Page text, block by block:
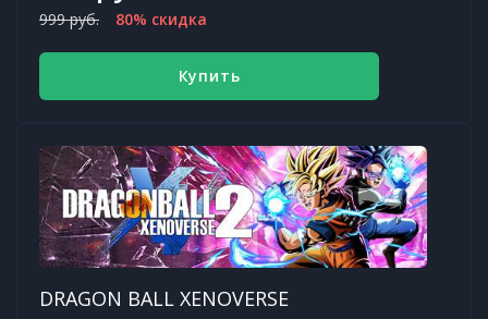
999 руб. 80% скидка
Купить
DRAGON BALL XENOVERSE